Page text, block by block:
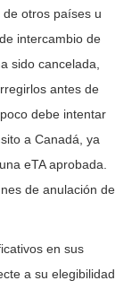
otros países u
intercambio de
sido cancelada,
antes de
debe intentar
a Canadá, ya
eTA aprobada.
de anulación de
en sus
a su elegibilidad